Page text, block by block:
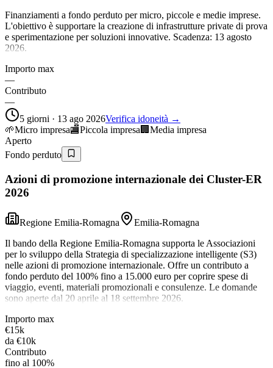
Finanziamenti a fondo perduto per micro, piccole e medie imprese.
L'obiettivo è supportare la creazione di infrastrutture private di prova
e sperimentazione per soluzioni innovative. Scadenza: 13 agosto
2026.
Importo max
—
Contributo
—
5 giorni · 13 ago 2026Verifica idoneità →
🌱Micro impresa🏬Piccola impresa 🏢 Media impresa
Aperto
Fondo perduto
Azioni di promozione internazionale dei Cluster-ER
2026
Regione Emilia-Romagna
Emilia-Romagna
Il bando della Regione Emilia-Romagna supporta le Associazioni
per lo sviluppo della Strategia di specializzazione intelligente (S3)
nelle azioni di promozione internazionale. Offre un contributo a
fondo perduto del 100% fino a 15.000 euro per coprire spese di
viaggio, eventi, materiali promozionali e consulenze. Le domande
sono aperte dal 20 aprile al 18 settembre 2026.
Importo max
€15k
da €10k
Contributo
fino al 100%